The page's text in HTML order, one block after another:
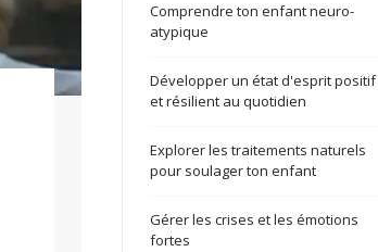
Comprendre ton enfant neuro-
atypique
Développer un état d'esprit positif
et résilient au quotidien
Explorer les traitements naturels
pour soulager ton enfant
Gérer les crises et les émotions
fortes